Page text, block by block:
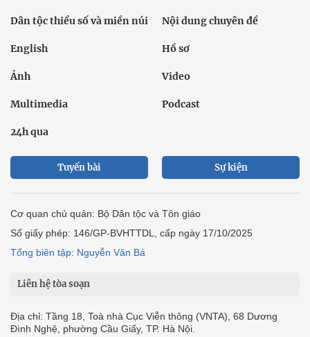
Dân tộc thiểu số và miền núi Nội dung chuyên đề
English Hồ sơ
Ảnh Video
Multimedia Podcast
24h qua
Tuyến bài Sự kiện
Cơ quan chủ quản: Bộ Dân tộc và Tôn giáo
Số giấy phép: 146/GP-BVHTTDL, cấp ngày 17/10/2025
Tổng biên tập: Nguyễn Văn Bá
Liên hệ tòa soạn
Địa chỉ: Tầng 18, Toà nhà Cục Viễn thông (VNTA), 68 Dương
Đình Nghệ, phường Cầu Giấy, TP. Hà Nội.